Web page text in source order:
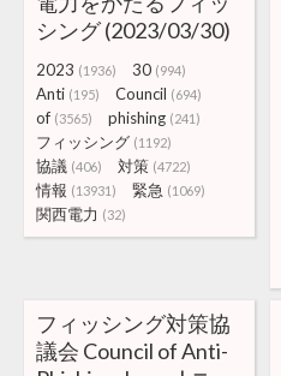
シング (2023/03/30)
2023 (1936) 30 (994)
Anti (195) Council (694)
of (3565) phishing (241)
フィッシング (1192)
協議 (406) 対策 (4722)
情報 (13931) 緊急 (1069)
関西電力 (32)
フィッシング対策協
議会 Council of Anti-